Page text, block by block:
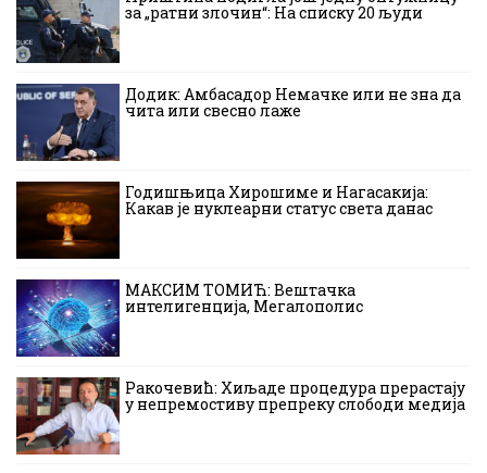
за „ратни злочин“: На списку 20 људи
Додик: Амбасадор Немачке или не зна да
чита или свесно лаже
Годишњица Хирошиме и Нагасакија:
Какав је нуклеарни статус света данас
МАКСИМ ТОМИЋ: Вештачка
интелигенција, Мегалополис
Ракочевић: Хиљаде процедура прерастају
у непремостиву препреку слободи медија